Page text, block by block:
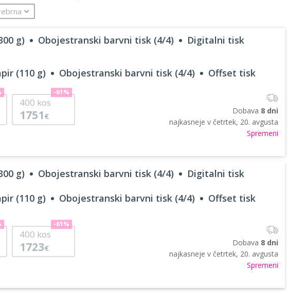
g) Obojestranski barvni tisk (4/4) Digitalni tisk
(110 g) Obojestranski barvni tisk (4/4) Offset tisk
400 kos
1751 €
-61%
Dobava 8 dni
najkasneje v četrtek, 20. avgusta
Spremeni
g) Obojestranski barvni tisk (4/4) Digitalni tisk
(110 g) Obojestranski barvni tisk (4/4) Offset tisk
400 kos
1723€
-61%
Dobava 8 dni
najkasneje v četrtek, 20. avgusta
Spremeni